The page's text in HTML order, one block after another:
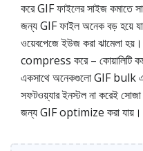
করে GIF ফাইলের সাইজ কমাতে
জন্য GIF ফাইল অনেক বড় হয়ে
ওয়েবপেজে ইউজ করা ঝামেলা
compress করে – কোয়ালিটি
একসাথে অনেকগুলো GIF bulk
সফটওয়্যার ইনস্টল না করেই
জন্য GIF optimize করা যায়।